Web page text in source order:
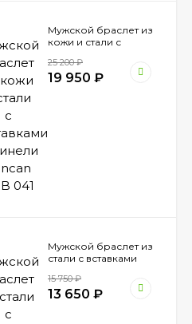
Мужской браслет из
кожи и стали с
Zancan EHB 041
25 200₽
19 950 ₽
Мужской браслет из
стали с вставками
UBR 404 ZG
15 750₽
13 650 ₽